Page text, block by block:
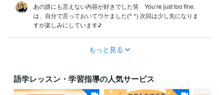
あの誰にも言えない内容が好きでした笑　You’re just too fine.
は、自分で言っておいてウケました(^ ^) 次回は少し先になりま
すが楽しみにしています♪
もっと見る
語学レッスン・学習指導の人気サービス